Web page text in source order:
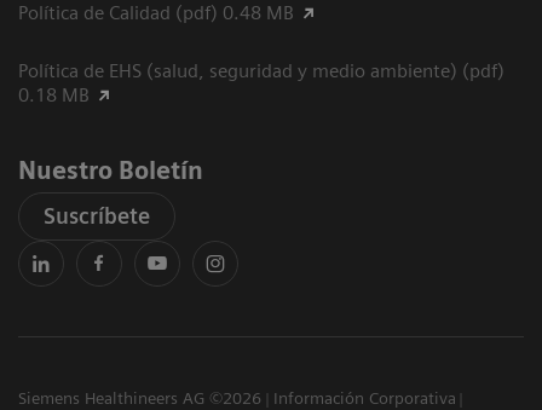
Política de Calidad (pdf) 0.48 MB
Política de EHS (salud, seguridad y medio ambiente) (pdf)
0.18 MB
Nuestro Boletín
Suscríbete
Siemens Healthineers AG ©2026
Información Corporativa